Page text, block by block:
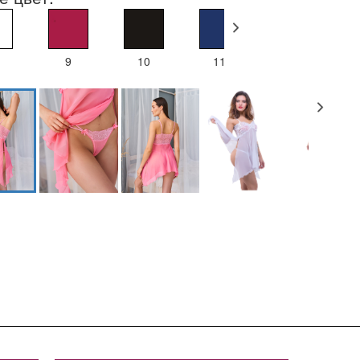
9 10 11